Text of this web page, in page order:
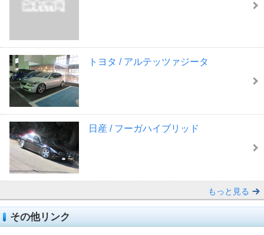
トヨタ / アルテッツァジータ
日産 / フーガハイブリッド
もっと見る
その他リンク